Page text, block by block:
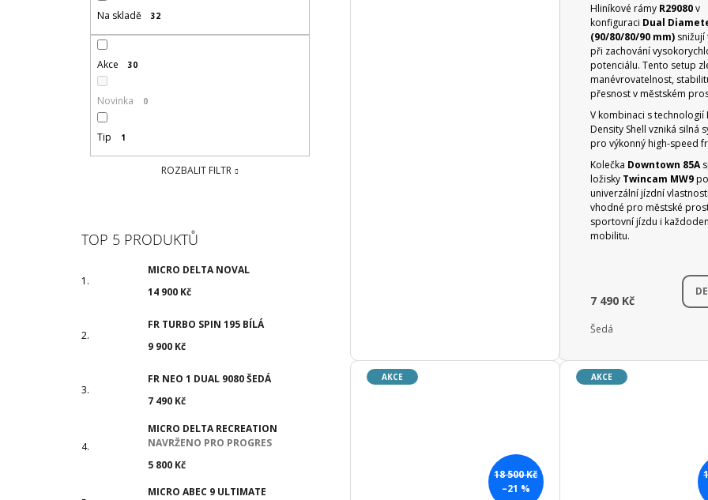
Na skladě 32
Akce 30
Novinka 0
Tip 1
ROZBALIT FILTR
TOP 5 PRODUKTŮ
MICRO DELTA NOVAL
14 900 Kč
FR TURBO SPIN 195 BÍLÁ
9 900 Kč
FR NEO 1 DUAL 9080 ŠEDÁ
7 490 Kč
MICRO DELTA RECREATION
NAVRŽENO PRO PROGRES
5 800 Kč
MICRO ABEC 9 ULTIMATE
Hliníkové rámy R29080v
konfiguraci Dual
(90/80/80/90 mm)snižují
při zachování
potenciálu. Tento setup
manévrovatelnost,
přesnost v městském
V kombinaci s technologií
Density Shell vzniká silná
pro výkonný high-speed
Kolečka Downtown 85A
ložisky Twincam MW9
univerzální jízdní vlastnosti
vhodné pro městské
sportovní jízdu i
mobilitu.
7 490 Kč
Šedá
18 500 Kč
–21 %
AKCE AKCE